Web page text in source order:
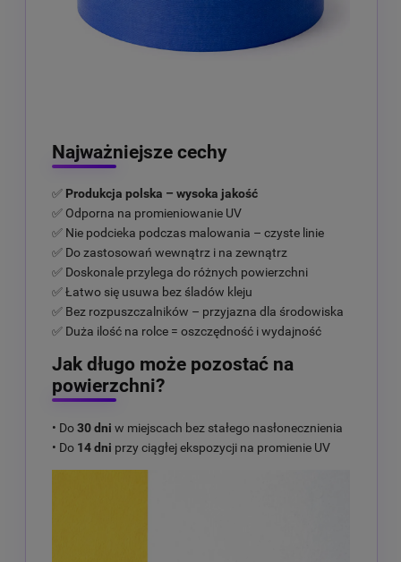
Najważniejsze cechy
✅ Produkcja polska – wysoka jakość
✅ Odporna na promieniowanie UV
✅ Nie podcieka podczas malowania – czyste linie
✅ Do zastosowań wewnątrz i na zewnątrz
✅ Doskonale przylega do różnych powierzchni
✅ Łatwo się usuwa bez śladów kleju
✅ Bez rozpuszczalników – przyjazna dla środowiska
✅ Duża ilość na rolce = oszczędność i wydajność
Jak długo może pozostać na
powierzchni?
• Do30 dni w miejscach bez stałego nasłonecznienia
• Do 14 dni przy ciągłej ekspozycji na promienie UV